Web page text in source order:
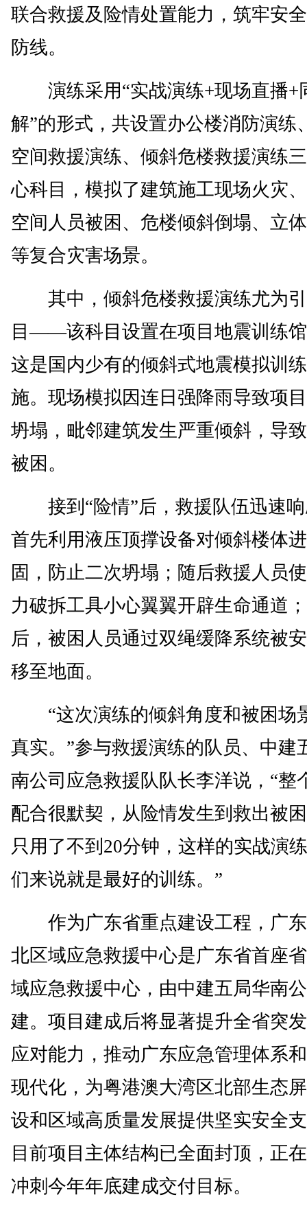
联合救援及险情处置能力，筑牢安
防线。
演练采用“实战演练+现场直播+
解”的形式，共设置办公楼消防演练
空间救援演练、倾斜危楼救援演练
心科目，模拟了建筑施工现场火灾
空间人员被困、危楼倾斜倒塌、立
等复合灾害场景。
其中，倾斜危楼救援演练尤为
目——该科目设置在项目地震训练
这是国内少有的倾斜式地震模拟训
施。现场模拟因连日强降雨导致项
坍塌，毗邻建筑发生严重倾斜，导
被困。
接到“险情”后，救援队伍迅速响
首先利用液压顶撑设备对倾斜楼体
固，防止二次坍塌；随后救援人员
力破拆工具小心翼翼开辟生命通道
后，被困人员通过双绳缓降系统被
移至地面。
“这次演练的倾斜角度和被困场
真实。”参与救援演练的队员、中建
南公司应急救援队队长李洋说，“整
配合很默契，从险情发生到救出被
只用了不到20分钟，这样的实战演
们来说就是最好的训练。”
作为广东省重点建设工程，广
北区域应急救援中心是广东省首座
域应急救援中心，由中建五局华南
建。项目建成后将显著提升全省突
应对能力，推动广东应急管理体系
现代化，为粤港澳大湾区北部生态
设和区域高质量发展提供坚实安全
目前项目主体结构已全面封顶，正
冲刺今年年底建成交付目标。